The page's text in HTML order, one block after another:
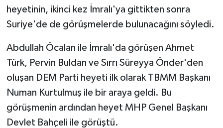
heyetinin, ikinci kez İmralı'ya gittikten sonra
Suriye'de de görüşmelerde bulunacağını söyledi.
Abdullah Öcalan ile İmralı'da görüşen Ahmet
Türk, Pervin Buldan ve Sırrı Süreyya Önder'den
oluşan DEM Parti heyeti ilk olarak TBMM Başkanı
Numan Kurtulmuş ile bir araya geldi. Bu
görüşmenin ardından heyet MHP Genel Başkanı
Devlet Bahçeli ile görüştü.